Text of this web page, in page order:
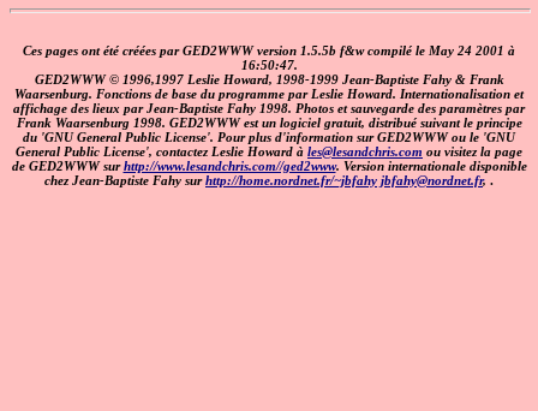
Ces pages ont été créées par GED2WWW version 1.5.5b f&w compilé le May 24 2001 à
16:50:47.
GED2WWW © 1996,1997 Leslie Howard, 1998-1999 Jean-Baptiste Fahy & Frank
Waarsenburg. Fonctions de base du programme par Leslie Howard. Internationalisation et
affichage des lieux par Jean-Baptiste Fahy 1998. Photos et sauvegarde des paramètres par
Frank Waarsenburg 1998. GED2WWW est un logiciel gratuit, distribué suivant le principe
du 'GNU General Public License'. Pour plus d'information sur GED2WWW ou le 'GNU
General Public License', contactez Leslie Howard à les@lesandchris.com ou visitez la page
de GED2WWW surhttp://www.lesandchris.com//ged2www. Version internationale disponible
chez Jean-Baptiste Fahy surhttp://home.nordnet.fr/~jbfahy jbfahy@nordnet.fr, .